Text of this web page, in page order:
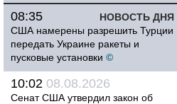
НОВОСТЬ ДНЯ
08:35
США намерены разрешить Турции
передать Украине ракеты и
пусковые установки ©
10:02 08.08.2026
Сенат США утвердил закон об